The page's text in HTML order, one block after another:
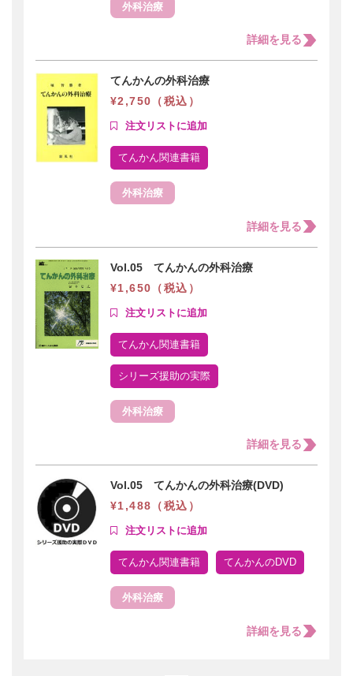
外科治療
詳細を見る
てんかんの外科治療
¥2,750（税込）
てんかん関連書籍
外科治療
詳細を見る
Vol.05 てんかんの外科治療
¥1,650（税込）
てんかん関連書籍
シリーズ援助の実際
外科治療
詳細を見る
Vol.05 てんかんの外科治療(DVD)
¥1,488（税込）
てんかん関連書籍 てんかんのDVD
外科治療
詳細を見る